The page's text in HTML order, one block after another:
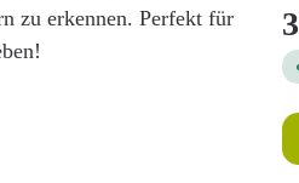
zu erkennen. Perfekt für